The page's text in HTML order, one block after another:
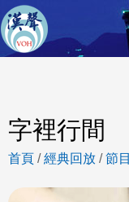
字裡行間
首頁 /經典回放 /節目